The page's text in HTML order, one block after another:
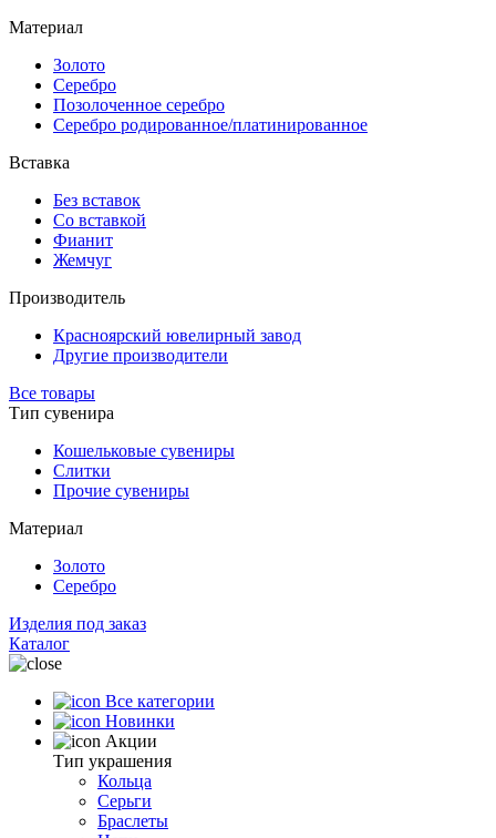
Материал
Золото
Серебро
Позолоченное серебро
Серебро родированное/платинированное
Вставка
Без вставок
Со вставкой
Фианит
Жемчуг
Производитель
Красноярский ювелирный завод
Другие производители
Все товары
Тип сувенира
Кошельковые сувениры
Слитки
Прочие сувениры
Материал
Золото
Серебро
Изделия под заказ
Каталог
Все категории
Новинки
Акции
Тип украшения
Кольца
Серьги
Браслеты